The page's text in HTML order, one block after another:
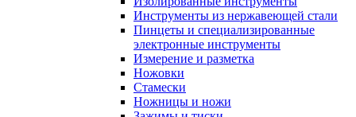
Инструменты из нержавеющей стали
Пинцеты и специализированные
электронные инструменты
Измерение и разметка
Ножовки
Стамески
Ножницы и ножи